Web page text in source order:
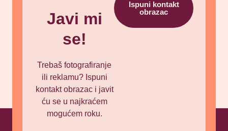
Javi mi
se!
Trebaš fotografiranje
ili reklamu? Ispuni
kontakt obrazac i javit
ću se u najkraćem
mogućem roku.
Ispuni kontakt
obrazac